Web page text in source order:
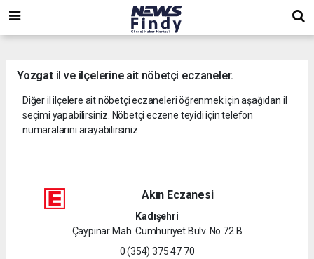
Yozgatil ve ilçelerine ait nöbetçi eczaneler.
Diğer il ilçelere ait nöbetçi eczaneleri öğrenmek için aşağıdan il
seçimi yapabilirsiniz. Nöbetçi eczene teyidi için telefon
numaralarını arayabilirsiniz.
Akın Eczanesi
Kadışehri
Çaypınar Mah. Cumhuriyet Bulv. No 72 B
0 (354) 375 47 70